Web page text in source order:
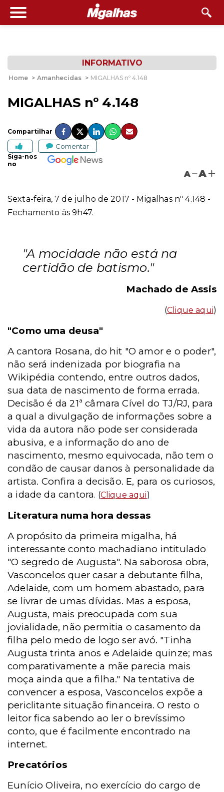
INFORMATIVO
Home > Amanhecidas > MIGALHAS nº 4.148
MIGALHAS nº 4.148
Compartilhar
Comentar
Siga-nos
no
A A
Sexta-feira, 7 de julho de 2017 - Migalhas nº 4.148 -
Fechamento às 9h47.
"A mocidade não está na
certidão de batismo."
Machado de Assis
(Clique aqui)
"Como uma deusa"
A cantora Rosana, do hit "O amor e o poder",
não será indenizada por biografia na
Wikipédia contendo, entre outros dados,
sua data de nascimento de forma errada.
Decisão é da 21ª câmara Cível do TJ/RJ, para
a qual a divulgação de informações sobre a
vida da autora não pode ser considerada
abusiva, e a informação do ano de
nascimento, mesmo equivocada, não tem o
condão de causar danos à personalidade da
artista. Confira a decisão. E, para os curiosos,
a idade da cantora. (Clique aqui)
Literatura numa hora dessas
A propósito da primeira migalha, há
interessante conto machadiano intitulado
"O segredo de Augusta". Na saborosa obra,
Vasconcelos quer casar a debutante filha,
Adelaide, com um homem abastado, para
se livrar de umas dívidas. Mas a esposa,
Augusta, mais preocupada com sua
jovialidade, não permitia o casamento da
filha pelo medo de logo ser avó. "Tinha
Augusta trinta anos e Adelaide quinze; mas
comparativamente a mãe parecia mais
moça ainda que a filha." Na tentativa de
convencer a esposa, Vasconcelos expõe a
periclitante situação financeira. O resto o
leitor fica sabendo ao ler o brevíssimo
conto, que é facilmente encontrado na
internet.
Precatórios
Eunício Oliveira, no exercício do cargo de